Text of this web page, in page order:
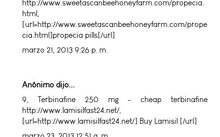
http://www.sweetascanbeehoneyfarm.com/propecia.
html,
[url=http://www.sweetascanbeehoneyfarm.com/prope
cia.html]propecia pills[/url]
marzo 21, 2013 9:26 p. m.
Anónimo dijo...
9, Terbinafine 250 mg- cheap terbinafine
http://www.lamisilfast24.net/,
[url=http://www.lamisilfast24.net/] Buy Lamisil [/url]